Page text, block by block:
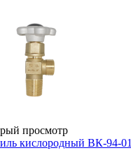
просмотр
кислородный ВК-94-01